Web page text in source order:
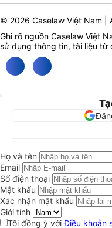
© 2026 Caselaw Việt Nam |
Ghi rõ nguồn Caselaw Việt
sử dụng thông tin, tài liệu từ
Họ và tên
Email
Số điện thoại
Mật khẩu
Xác nhận mật khẩu
Giới tính
Tôi đồng ý vớiĐiều khoản